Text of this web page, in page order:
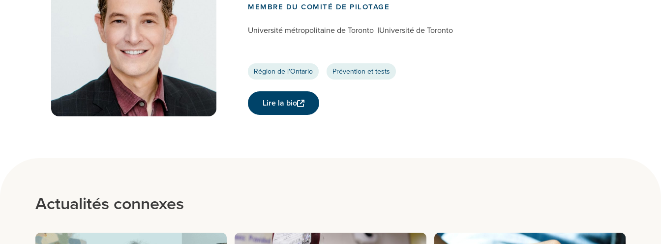
MEMBRE DU COMITÉ DE PILOTAGE
Université métropolitaine de Toronto Université de Toronto
Région de l'Ontario Prévention et tests
Lire la bio
Actualités connexes